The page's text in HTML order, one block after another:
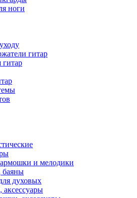
ноги
гитар
и мелодики
баяны
духовых